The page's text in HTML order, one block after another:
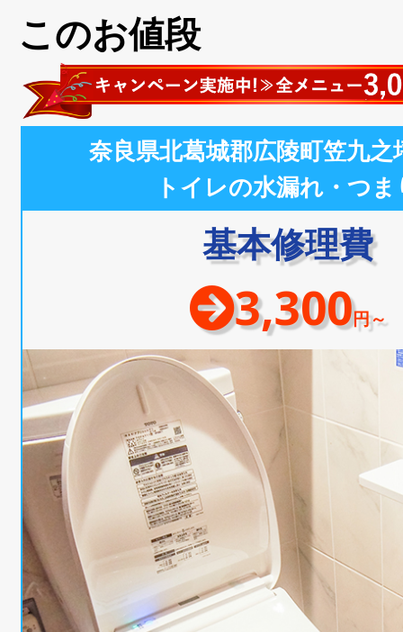
このお値段
奈良県北葛城郡広陵町笠九之
トイレの水漏れ・つま
基本修理費
3,300円～